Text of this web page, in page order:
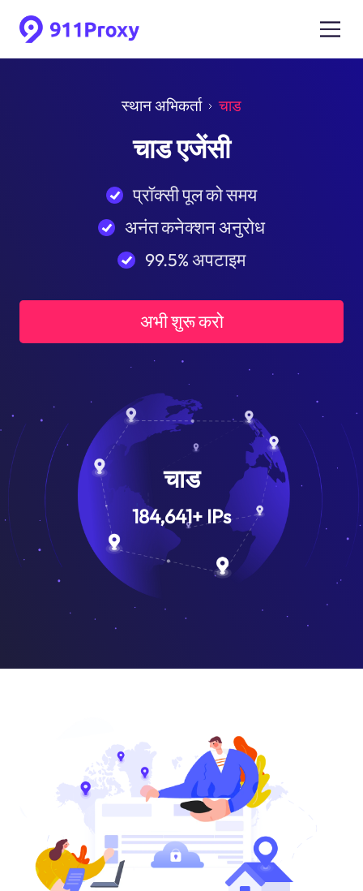
स्थान अभिकर्ता चाड
चाड एजेंसी
प्रॉक्सी पूल को समय
अनंत कनेक्शन अनुरोध
99.5% अपटाइम
अभी शुरू करो
चाड
184,641+ IPs